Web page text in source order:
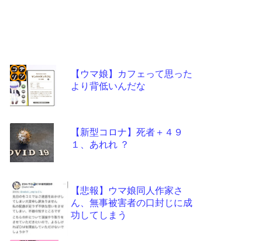
【ウマ娘】カフェって思った
より背低いんだな
【新型コロナ】死者＋４９
１、あれれ ？
【悲報】ウマ娘同人作家さ
ん、無事被害者の口封じに成
功してしまう
コテ
リン
- 固
定リ
ンク
更新
ツー
ル